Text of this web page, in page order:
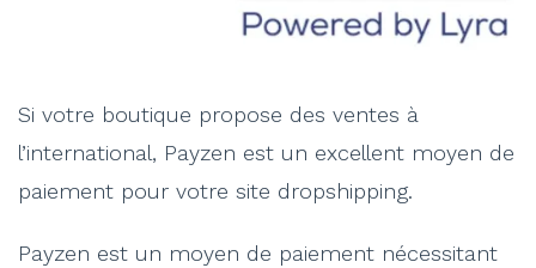
Si votre boutique propose des ventes à
l’international, Payzen est un excellent moyen de
paiement pour votre site dropshipping.
Payzen est un moyen de paiement nécessitant